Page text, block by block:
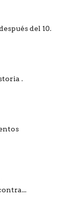
del 10.
.